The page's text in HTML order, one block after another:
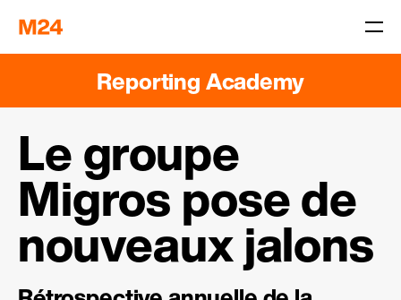
Reporting Academy
Le groupe
Migros pose de
nouveaux jalons